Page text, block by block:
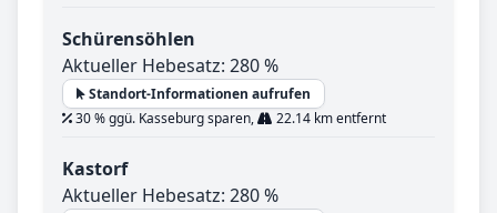
Schürensöhlen
Aktueller Hebesatz: 280 %
Standort-Informationen aufrufen
30 % ggü. Kasseburg sparen,
22.14 km entfernt
Kastorf
Aktueller Hebesatz: 280 %